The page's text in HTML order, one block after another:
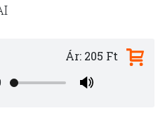
Ár: 205 Ft